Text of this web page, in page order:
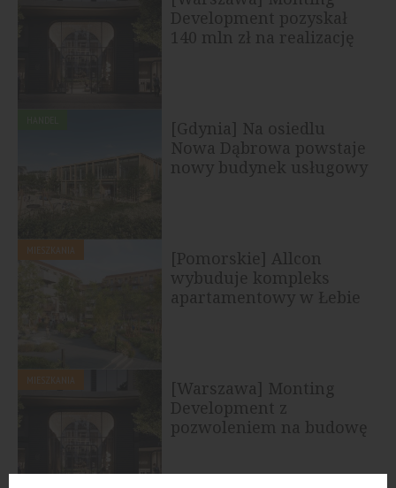
Development pozyskał
140 mln zł na realizację
[Gdynia] Na osiedlu
Nowa Dąbrowa powstaje
nowy budynek usługowy
[Pomorskie] Allcon
wybuduje kompleks
apartamentowy w Łebie
[Warszawa] Monting
Development z
pozwoleniem na budowę